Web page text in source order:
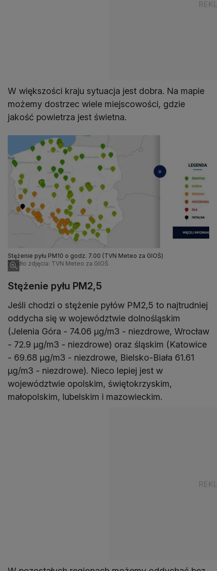
W większości kraju sytuacja jest dobra. Na mapie
możemy dostrzec wiele miejscowości, gdzie
jakość powietrza jest świetna.
Stężenie pyłu PM10 o godz. 7.00 (TVN Meteo za GIOŚ)
Źródło zdjęcia: TVN Meteo za GIOŚ
Stężenie pyłu PM2,5
Jeśli chodzi o stężenie pyłów PM2,5 to najtrudniej
oddycha się w województwie dolnośląskim
(Jelenia Góra - 74.06 µg/m3 - niezdrowe, Wrocław
- 72.9 µg/m3 - niezdrowe) oraz śląskim (Katowice
- 69.68 µg/m3 - niezdrowe, Bielsko-Biała 61.61
µg/m3 - niezdrowe). Nieco lepiej jest w
województwie opolskim, świętokrzyskim,
małopolskim, lubelskim i mazowieckim.